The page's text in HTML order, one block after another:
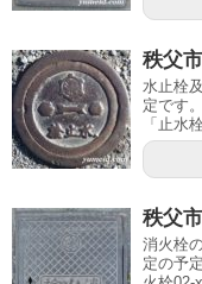
秩父
水止栓
定です
「止水
秩父
消火栓
定の予